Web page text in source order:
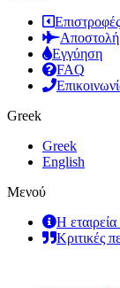
Επιστροφές
Αποστολή
Εγγύηση
FAQ
Greek
Greek
English
Μενού
Η
Κριτικές